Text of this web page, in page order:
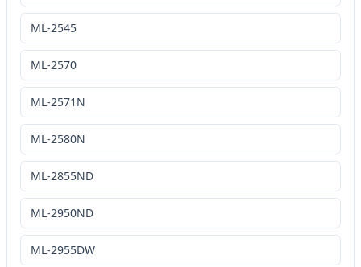
ML-2545
ML-2570
ML-2571N
ML-2580N
ML-2855ND
ML-2950ND
ML-2955DW